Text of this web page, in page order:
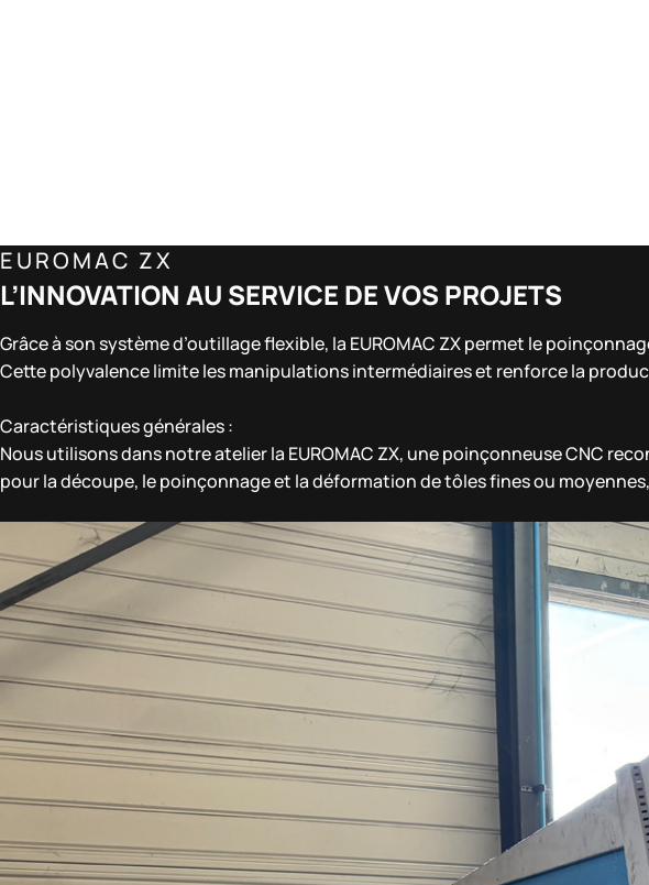
EUROMAC ZX
L’INNOVATION AU SERVICE DE VOS PROJETS
Grâce à son système d’outillage flexible, la EUROMAC ZX permet le
Cette polyvalence limite les manipulations intermédiaires et renforce la
Caractéristiques générales :
Nous utilisons dans notre atelier la EUROMAC ZX, une poinçonneuse CNC
pour la découpe, le poinçonnage et la déformation de tôles fines ou